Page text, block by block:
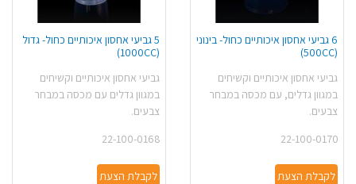
6 גביעי אחסון איכותיים כחול- בינוני
(500CC)
גביעי אחסון איכותיים וקשיחים
במגוון גדלים, עם מכסה במבחר
צבעים.
22-100-0170
לקבלת הצעת
5 גביעי אחסון איכותיים כחול- גדול
(1000CC)
גביעי אחסון איכותיים וקשיחים
במגוון גדלים עם מכסה במבחר
צבעים.
22-100-0168
לקבלת הצעת